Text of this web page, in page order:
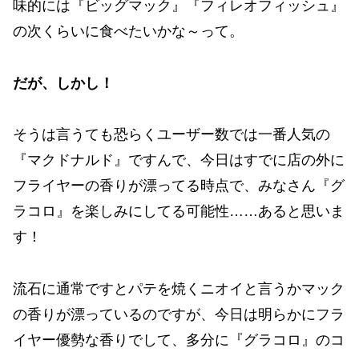
味的には『ビッグマック』『フィレオフィッシュ』
の次くらいに食べたいかな～って。
だが、しかし！
そうは言うても恐らくユーザー数では一番人気の
『マクドナルド』ですんで、今日はすでに店の外に
フライヤーの香りが漂ってる時点で、みなさん『グ
ラコロ』を楽しみにしてる可能性……あると思いま
す！
流石に通常ですとパテを焼くニオイと言うかマック
の香りが漂っているのですが、今日は明らかにフラ
イヤー優勢な香りでして、多分に『グラコロ』のコ